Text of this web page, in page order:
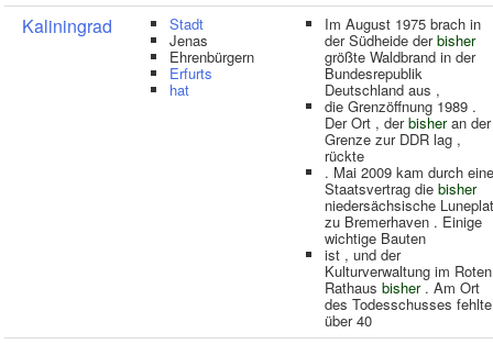
Kaliningrad Stadt
Jenas
Ehrenbürgern
Erfurts
hat
Im August 1975 brach in
der Südheide derbisher
größte Waldbrand in der
Bundesrepublik
Deutschland aus ,
die Grenzöffnung 1989 .
Der Ort , derbisheran der
Grenze zur DDR lag ,
rückte
. Mai 2009 kam durch
Staatsvertrag die bisher
niedersächsische
zu Bremerhaven . Einige
wichtige Bauten
ist , und der
Kulturverwaltung im Roten
Rathaus bisher. Am Ort
des Todesschusses fehlte
über 40